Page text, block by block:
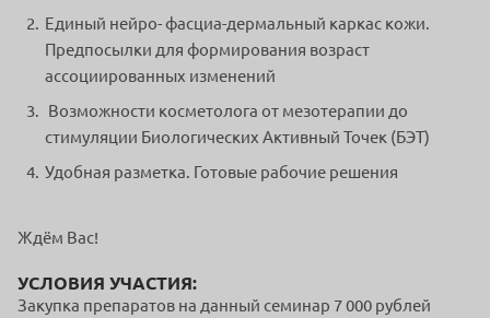
Единый нейро- фасциа-дермальный каркас кожи.
Предпосылки для формирования возраст
ассоциированных изменений
Возможности косметолога от мезотерапии до
стимуляции Биологических Активный Точек (БЭТ)
Удобная разметка. Готовые рабочие решения
Ждём Вас!
УСЛОВИЯ УЧАСТИЯ:
Закупка препаратов на данный семинар 7 000 рублей